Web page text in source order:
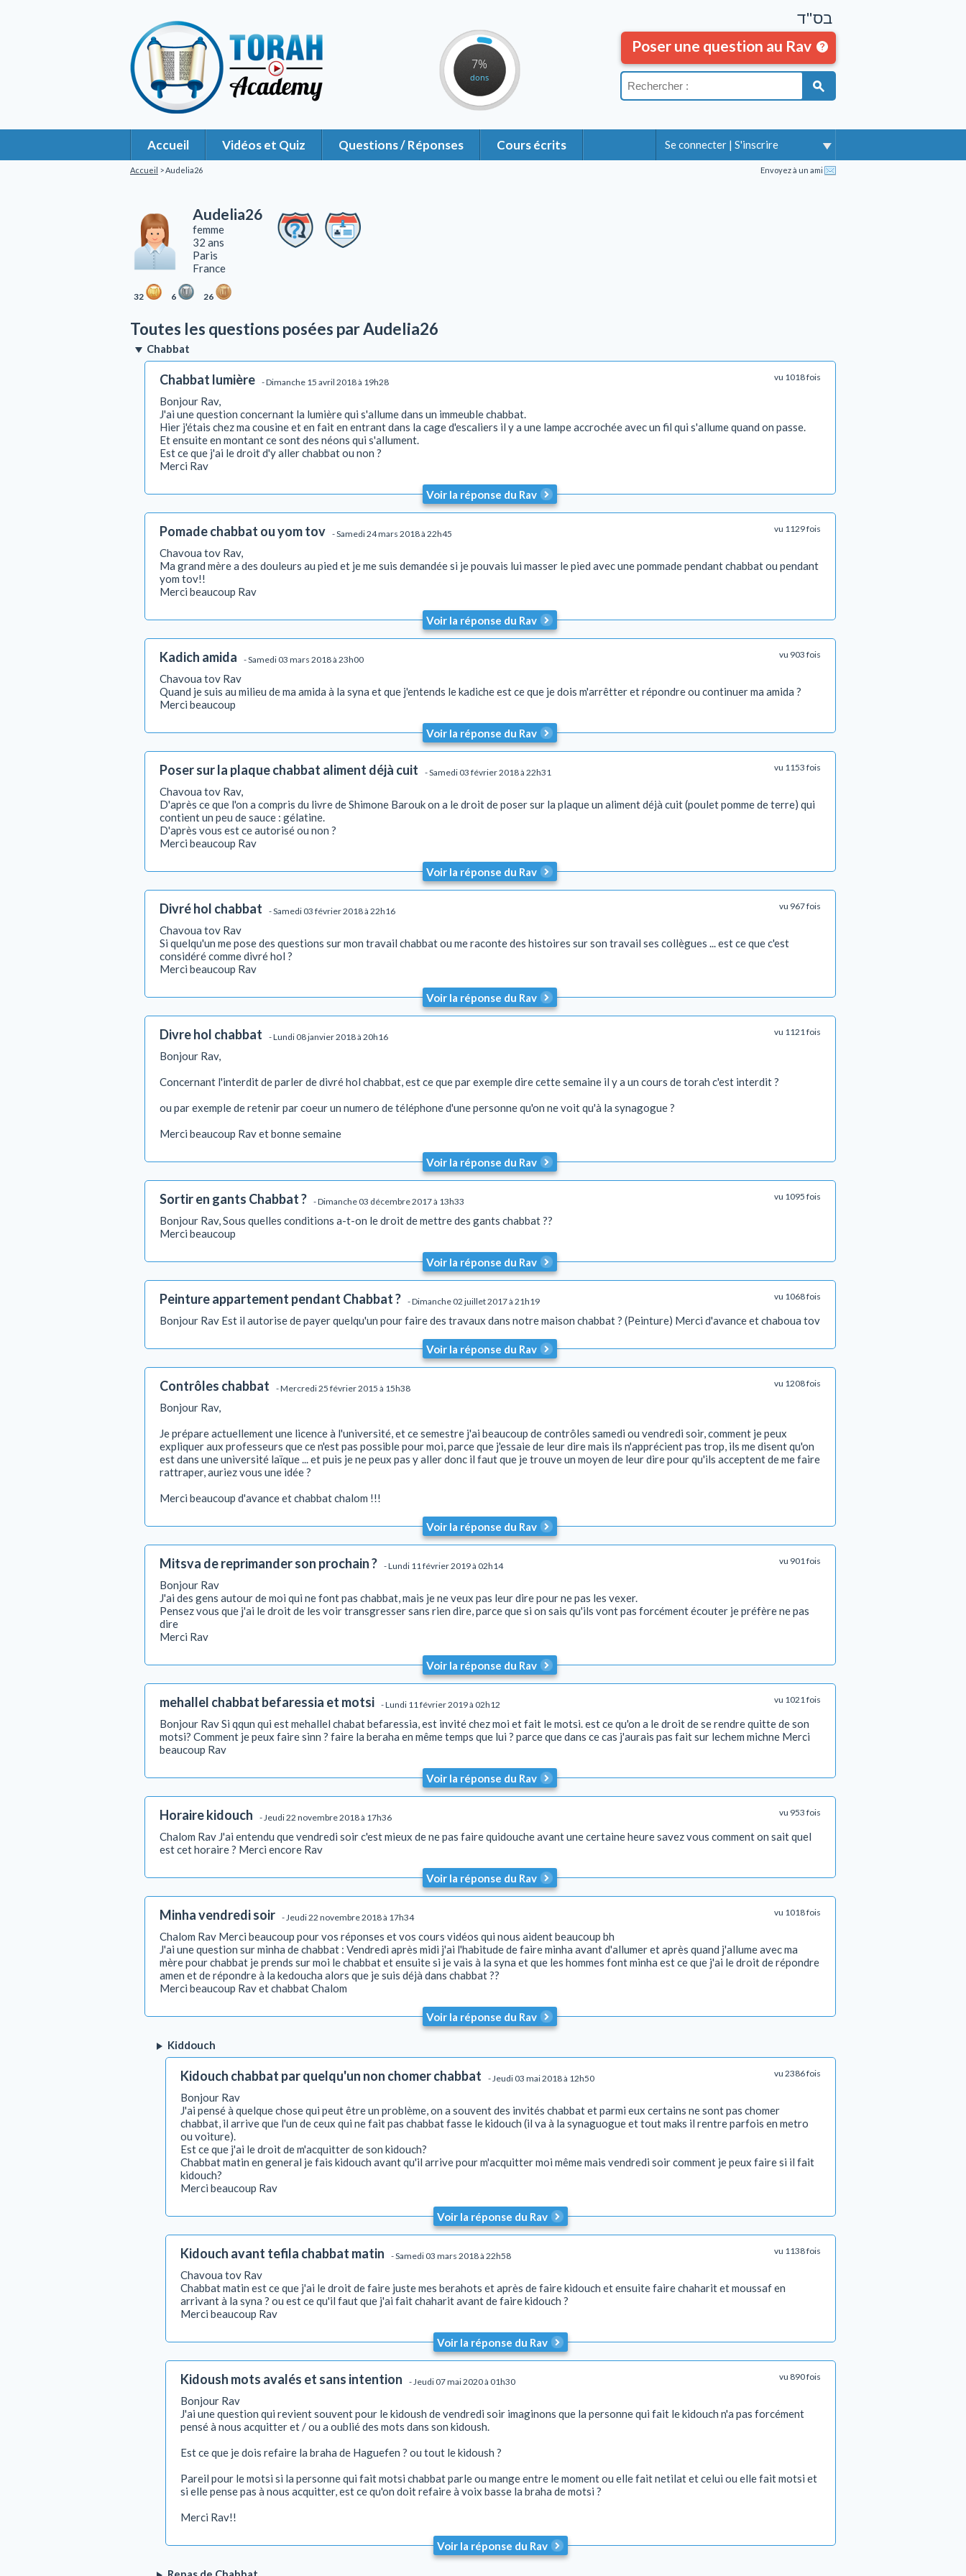
7%
dons
Se connecter | S'inscrire
בס"ד
Poser une question au Rav
Accueil Vidéos et Quiz Questions / Réponses Cours écrits
Accueil > Audelia26 Envoyez à un ami
Audelia26
femme
32 ans
Paris
France
32 6 26
Toutes les questions posées par Audelia26
Chabbat
Chabbat lumière - Dimanche 15 avril 2018 à 19h28 vu 1018 fois
Bonjour Rav,
J'ai une question concernant la lumière qui s'allume dans un immeuble chabbat.
Hier j'étais chez ma cousine et en fait en entrant dans la cage d'escaliers il y a une lampe accrochée avec un fil qui s'allume quand on passe.
Et ensuite en montant ce sont des néons qui s'allument.
Est ce que j'ai le droit d'y aller chabbat ou non ?
Merci Rav
Voir la réponse du Rav
Pomade chabbat ou yom tov - Samedi 24 mars 2018 à 22h45 vu 1129 fois
Chavoua tov Rav,
Ma grand mère a des douleurs au pied et je me suis demandée si je pouvais lui masser le pied avec une pommade pendant chabbat ou pendant
yom tov!!
Merci beaucoup Rav
Voir la réponse du Rav
Kadich amida - Samedi 03 mars 2018 à 23h00 vu 903 fois
Chavoua tov Rav
Quand je suis au milieu de ma amida à la syna et que j'entends le kadiche est ce que je dois m'arrêtter et répondre ou continuer ma amida ?
Merci beaucoup
Voir la réponse du Rav
Poser sur la plaque chabbat aliment déjà cuit - Samedi 03 février 2018 à 22h31 vu 1153 fois
Chavoua tov Rav,
D'après ce que l'on a compris du livre de Shimone Barouk on a le droit de poser sur la plaque un aliment déjà cuit (poulet pomme de terre) qui
contient un peu de sauce : gélatine.
D'après vous est ce autorisé ou non ?
Merci beaucoup Rav
Voir la réponse du Rav
Divré hol chabbat - Samedi 03 février 2018 à 22h16 vu 967 fois
Chavoua tov Rav
Si quelqu'un me pose des questions sur mon travail chabbat ou me raconte des histoires sur son travail ses collègues ... est ce que c'est
considéré comme divré hol ?
Merci beaucoup Rav
Voir la réponse du Rav
Divre hol chabbat - Lundi 08 janvier 2018 à 20h16 vu 1121 fois
Bonjour Rav,
Concernant l'interdit de parler de divré hol chabbat, est ce que par exemple dire cette semaine il y a un cours de torah c'est interdit ?
ou par exemple de retenir par coeur un numero de téléphone d'une personne qu'on ne voit qu'à la synagogue ?
Merci beaucoup Rav et bonne semaine
Voir la réponse du Rav
Sortir en gants Chabbat ? - Dimanche 03 décembre 2017 à 13h33 vu 1095 fois
Bonjour Rav, Sous quelles conditions a-t-on le droit de mettre des gants chabbat ??
Merci beaucoup
Voir la réponse du Rav
Peinture appartement pendant Chabbat ? - Dimanche 02 juillet 2017 à 21h19 vu 1068 fois
Bonjour Rav Est il autorise de payer quelqu'un pour faire des travaux dans notre maison chabbat ? (Peinture) Merci d'avance et chaboua tov
Voir la réponse du Rav
Contrôles chabbat - Mercredi 25 février 2015 à 15h38 vu 1208 fois
Bonjour Rav,
Je prépare actuellement une licence à l'université, et ce semestre j'ai beaucoup de contrôles samedi ou vendredi soir, comment je peux
expliquer aux professeurs que ce n'est pas possible pour moi, parce que j'essaie de leur dire mais ils n'apprécient pas trop, ils me disent qu'on
est dans une université laïque ... et puis je ne peux pas y aller donc il faut que je trouve un moyen de leur dire pour qu'ils acceptent de me faire
rattraper, auriez vous une idée ?
Merci beaucoup d'avance et chabbat chalom !!!
Voir la réponse du Rav
Mitsva de reprimander son prochain ? - Lundi 11 février 2019 à 02h14 vu 901 fois
Bonjour Rav
J'ai des gens autour de moi qui ne font pas chabbat, mais je ne veux pas leur dire pour ne pas les vexer.
Pensez vous que j'ai le droit de les voir transgresser sans rien dire, parce que si on sais qu'ils vont pas forcément écouter je préfère ne pas
dire
Merci Rav
Voir la réponse du Rav
mehallel chabbat befaressia et motsi - Lundi 11 février 2019 à 02h12 vu 1021 fois
Bonjour Rav Si qqun qui est mehallel chabat befaressia, est invité chez moi et fait le motsi. est ce qu'on a le droit de se rendre quitte de son
motsi? Comment je peux faire sinn ? faire la beraha en même temps que lui ? parce que dans ce cas j'aurais pas fait sur lechem michne Merci
beaucoup Rav
Voir la réponse du Rav
Horaire kidouch - Jeudi 22 novembre 2018 à 17h36 vu 953 fois
Chalom Rav J'ai entendu que vendredi soir c'est mieux de ne pas faire quidouche avant une certaine heure savez vous comment on sait quel
est cet horaire ? Merci encore Rav
Voir la réponse du Rav
Minha vendredi soir - Jeudi 22 novembre 2018 à 17h34 vu 1018 fois
Chalom Rav Merci beaucoup pour vos réponses et vos cours vidéos qui nous aident beaucoup bh
J'ai une question sur minha de chabbat : Vendredi après midi j'ai l'habitude de faire minha avant d'allumer et après quand j'allume avec ma
mère pour chabbat je prends sur moi le chabbat et ensuite si je vais à la syna et que les hommes font minha est ce que j'ai le droit de répondre
amen et de répondre à la kedoucha alors que je suis déjà dans chabbat ??
Merci beaucoup Rav et chabbat Chalom
Voir la réponse du Rav
Kiddouch
Kidouch chabbat par quelqu'un non chomer chabbat - Jeudi 03 mai 2018 à 12h50 vu 2386 fois
Bonjour Rav
J'ai pensé à quelque chose qui peut être un problème, on a souvent des invités chabbat et parmi eux certains ne sont pas chomer
chabbat, il arrive que l'un de ceux qui ne fait pas chabbat fasse le kidouch (il va à la synaguogue et tout maks il rentre parfois en metro
ou voiture).
Est ce que j'ai le droit de m'acquitter de son kidouch?
Chabbat matin en general je fais kidouch avant qu'il arrive pour m'acquitter moi même mais vendredi soir comment je peux faire si il fait
kidouch?
Merci beaucoup Rav
Voir la réponse du Rav
Kidouch avant tefila chabbat matin - Samedi 03 mars 2018 à 22h58 vu 1138 fois
Chavoua tov Rav
Chabbat matin est ce que j'ai le droit de faire juste mes berahots et après de faire kidouch et ensuite faire chaharit et moussaf en
arrivant à la syna ? ou est ce qu'il faut que j'ai fait chaharit avant de faire kidouch ?
Merci beaucoup Rav
Voir la réponse du Rav
Kidoush mots avalés et sans intention - Jeudi 07 mai 2020 à 01h30 vu 890 fois
Bonjour Rav
J'ai une question qui revient souvent pour le kidoush de vendredi soir imaginons que la personne qui fait le kidouch n'a pas forcément
pensé à nous acquitter et / ou a oublié des mots dans son kidoush.
Est ce que je dois refaire la braha de Haguefen ? ou tout le kidoush ?
Pareil pour le motsi si la personne qui fait motsi chabbat parle ou mange entre le moment ou elle fait netilat et celui ou elle fait motsi et
si elle pense pas à nous acquitter, est ce qu'on doit refaire à voix basse la braha de motsi ?
Merci Rav!!
Voir la réponse du Rav